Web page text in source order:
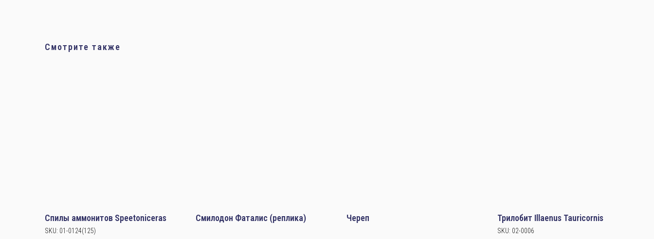
Смотрите также
Спилы аммонитов Speetoniceras
SKU: 01-0124(125)
Смилодон Фаталис (реплика) Череп Трилобит Illaenus Tauricornis
SKU: 02-0006